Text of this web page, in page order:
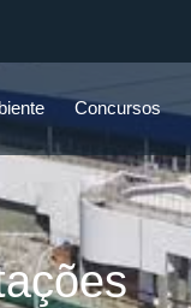
Concursos